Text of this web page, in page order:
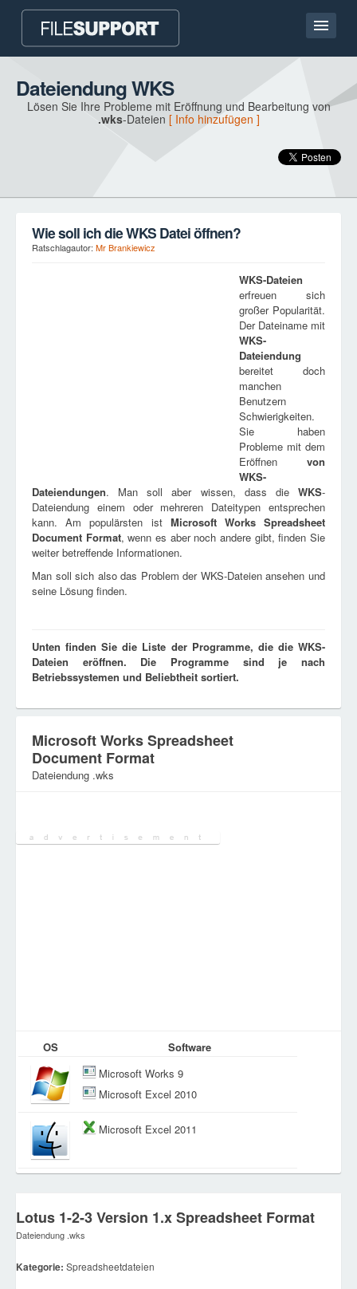
Hauptseite
Kontakt
Dateiendung WKS
Lösen Sie Ihre Probleme mit Eröffnung und Bearbeitung von
.wks-Dateien [ Info hinzufügen ]
Wie soll ich die WKS Datei öffnen?
Ratschlagautor: Mr Brankiewicz
WKS-Dateien
erfreuen sich
großer Popularität.
Der Dateiname mit
WKS-
Dateiendung
bereitet doch
manchen
Benutzern
Schwierigkeiten.
Sie haben
Probleme mit dem
Eröffnen von
WKS-
Dateiendungen. Man soll aber wissen, dass die WKS-
Dateiendung einem oder mehreren Dateitypen entsprechen
kann. Am populärsten ist Microsoft Works Spreadsheet
Document Format, wenn es aber noch andere gibt, finden Sie
weiter betreffende Informationen.
Man soll sich also das Problem der WKS-Dateien ansehen und
seine Lösung finden.
Unten finden Sie die Liste der Programme, die die WKS-
Dateien eröffnen. Die Programme sind je nach
Betriebssystemen und Beliebtheit sortiert.
Microsoft Works Spreadsheet
Document Format
Dateiendung .wks
OS
Software
Microsoft Works 9
Microsoft Excel 2010
Microsoft Excel 2011
Lotus 1-2-3 Version 1.x Spreadsheet Format
Dateiendung .wks
Kategorie: Spreadsheetdateien